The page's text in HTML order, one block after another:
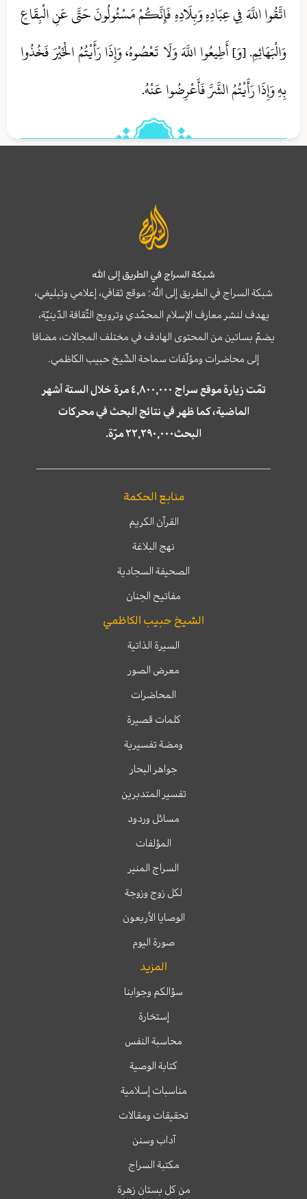
اتَّقُوا اللَّهَ فِي عِبَادِهِ وَبِلَادِهِ فَإِنَّكُمْ مَسْئُولُونَ حَتَّى عَنِ الْبِقَاعِ
وَالْبَهَائِمِ. [وَ] أَطِيعُوا اللَّهَ وَلَا تَعْصُوهُ، وَإِذَا رَأَيْتُمُ الْخَيْرَ فَخُذُوا
بِهِ وَإِذَا رَأَيْتُمُ الشَّرَّ فَأَعْرِضُوا عَنْهُ.
شبكة السراج في الطريق إلى الله
شبكة السراج في الطريق إلى الله؛ موقع ثقافي، إعلامي وتبليغي،
يهدف لنشر معارف الإسلام المحمّدي وترويج الثّقافة الدّينيّة،
يضمّ بساتين من المحتوى الهادف في مختلف المجالات، مضافا
إلى محاضرات ومؤلّفات سماحة الشّيخ حبيب الكاظمي.
تمّت زيارة موقع سراج ٤,٨٠٠,٠٠٠ مرة خلال الستة أشهر
الماضية، كما ظهر في نتائج البحث في محركات
البحث٢٢,٢٩٠,٠٠٠ مرّة.
منابع الحكمة
القرآن الكريم
نهج البلاغة
الصحيفة السجادية
مفاتيح الجنان
الشيخ حبيب الكاظمي
السيرة الذاتية
معرض الصور
المحاضرات
كلمات قصيرة
ومضة تفسيرية
جواهر البحار
تفسير المتدبرين
مسائل وردود
المؤلفات
السراج المنير
لكل زوج وزوجة
الوصايا الأربعون
صورة اليوم
المزيد
سؤالكم وجوابنا
إستخارة
محاسبة النفس
كتابة الوصية
مناسبات إسلامية
تحقيقات ومقالات
آداب وسنن
مكتبة السراج
من كل بستان زهرة